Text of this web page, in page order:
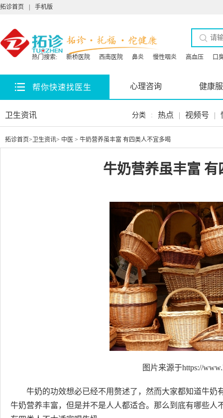
拓诊首页 手机版
热门搜索: 新桥医院 西南医院 鼻炎 慢性咽炎 高血压 口
帮你快速找医生 心理咨询 健康
卫生资讯 分类 : 热点 | 视频号 |
拓诊首页> 卫生资讯> 中医 > 牛奶营养虽丰富 有四类人不宜多喝
牛奶营养虽丰富
图片来源于https://
牛奶的功效想必已经不用赘述了，然而大家都知道牛
牛奶营养丰富，但是并不是人人都适合。那么到底有哪些人